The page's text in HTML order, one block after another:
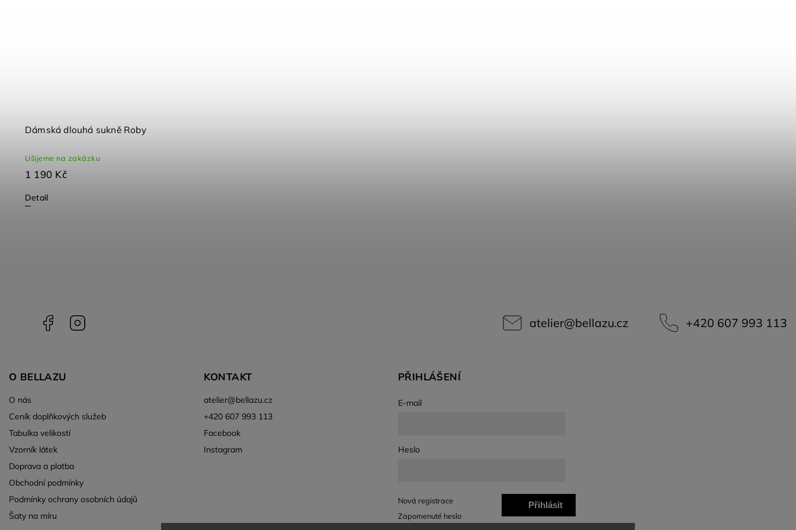
Dámská dlouhá sukně Roby
Ušijeme na zakázku
1 190 Kč
Detail
Facebook atelier@bellazu.cz +420 607 993 113
O BELLAZU
O nás
Ceník doplňkových služeb
Tabulka velikostí
Vzorník látek
Doprava a platba
Obchodní podmínky
Podmínky ochrany osobních údajů
Šaty na míru
KONTAKT
atelier@bellazu.cz
+420 607 993 113
Facebook
Instagram
PŘIHLÁŠENÍ
E-mail
Heslo
Přihlásit
Nová registrace
Zapomenuté heslo